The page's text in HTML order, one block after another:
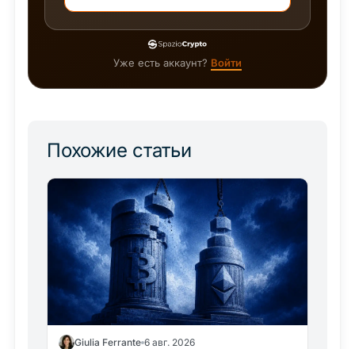
Уже есть аккаунт? Войти
Похожие статьи
Giulia Ferrante 6 авг. 2026